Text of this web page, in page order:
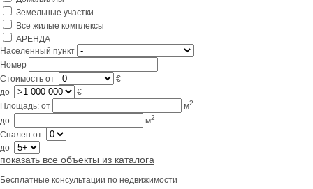
Lifestyle
Контакты
Земельные участки
Все жилые комплексы
АРЕНДА
Населенный пункт
Номер
Стоимость от
€
до
€
Площадь: от м2
до м2
Спален от
до
показать все объекты из каталога
Бесплатные консультации по недвижимости